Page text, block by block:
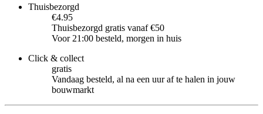
Thuisbezorgd
€4.95
Thuisbezorgd gratis vanaf €50
Voor 21:00 besteld, morgen in huis
Click & collect
gratis
Vandaag besteld, al na een uur af te halen in jouw
bouwmarkt